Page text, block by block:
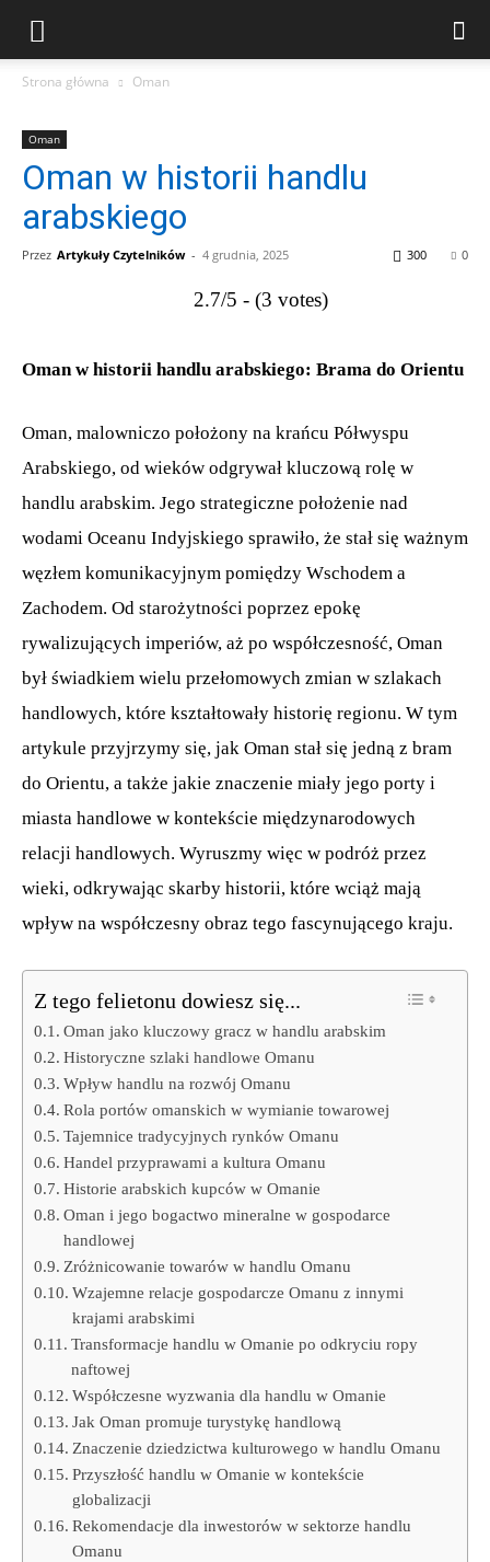
Strona główna Oman
Oman
Oman w historii handlu
arabskiego
Przez Artykuły Czytelników - 4 grudnia, 2025 0
300
2.7/5 - (3 votes)
Oman w historii handlu arabskiego: Brama do Orientu
Oman, malowniczo położony na krańcu Półwyspu
Arabskiego, od wieków odgrywał kluczową rolę w
handlu arabskim. Jego strategiczne położenie nad
wodami Oceanu Indyjskiego sprawiło, że stał się ważnym
węzłem komunikacyjnym pomiędzy Wschodem a
Zachodem. Od starożytności poprzez epokę
rywalizujących imperiów, aż po współczesność, Oman
był świadkiem wielu przełomowych zmian w szlakach
handlowych, które kształtowały historię regionu. W tym
artykule przyjrzymy się, jak Oman stał się jedną z bram
do Orientu, a także jakie znaczenie miały jego porty i
miasta handlowe w kontekście międzynarodowych
relacji handlowych. Wyruszmy więc w podróż przez
wieki, odkrywając skarby historii, które wciąż mają
wpływ na współczesny obraz tego fascynującego kraju.
Z tego felietonu dowiesz się...
Oman jako kluczowy gracz w handlu arabskim
Historyczne szlaki handlowe Omanu
Wpływ handlu na rozwój Omanu
Rola portów omanskich w wymianie towarowej
Tajemnice tradycyjnych rynków Omanu
Handel przyprawami a kultura Omanu
Historie arabskich kupców w Omanie
Oman i jego bogactwo mineralne w gospodarce
handlowej
Zróżnicowanie towarów w handlu Omanu
Wzajemne relacje gospodarcze Omanu z innymi
krajami arabskimi
Transformacje handlu w Omanie po odkryciu ropy
naftowej
Współczesne wyzwania dla handlu w Omanie
Jak Oman promuje turystykę handlową
Znaczenie dziedzictwa kulturowego w handlu Omanu
Przyszłość handlu w Omanie w kontekście
globalizacji
Rekomendacje dla inwestorów w sektorze handlu
Omanu